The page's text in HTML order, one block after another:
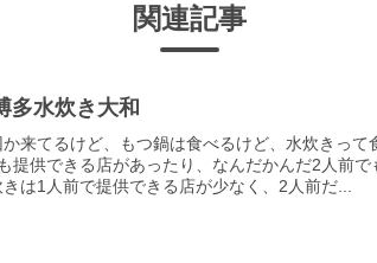
関連記事
多水炊き大和
来てるけど、もつ鍋は食べるけど、水炊きっ
提供できる店があったり、なんだかんだ2人前で
は1人前で提供できる店が少なく、2人前だ...